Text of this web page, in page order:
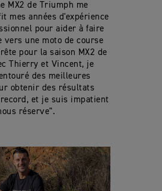
MX2 de Triumph me
mes années d'expérience
pour aider à faire
vers une moto de course
pour la saison MX2 de
Thierry et Vincent, je
des meilleures
obtenir des résultats
et je suis impatient
réserve".